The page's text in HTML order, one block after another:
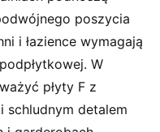
poszycia
i łazience wymagają
W
płyty F z
schludnym detalem